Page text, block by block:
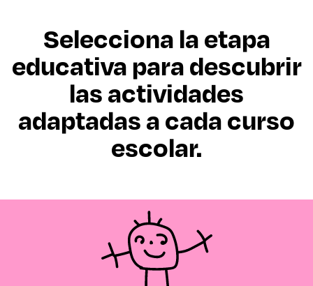
Selecciona la etapa
educativa para descubrir
las actividades
adaptadas a cada curso
escolar.